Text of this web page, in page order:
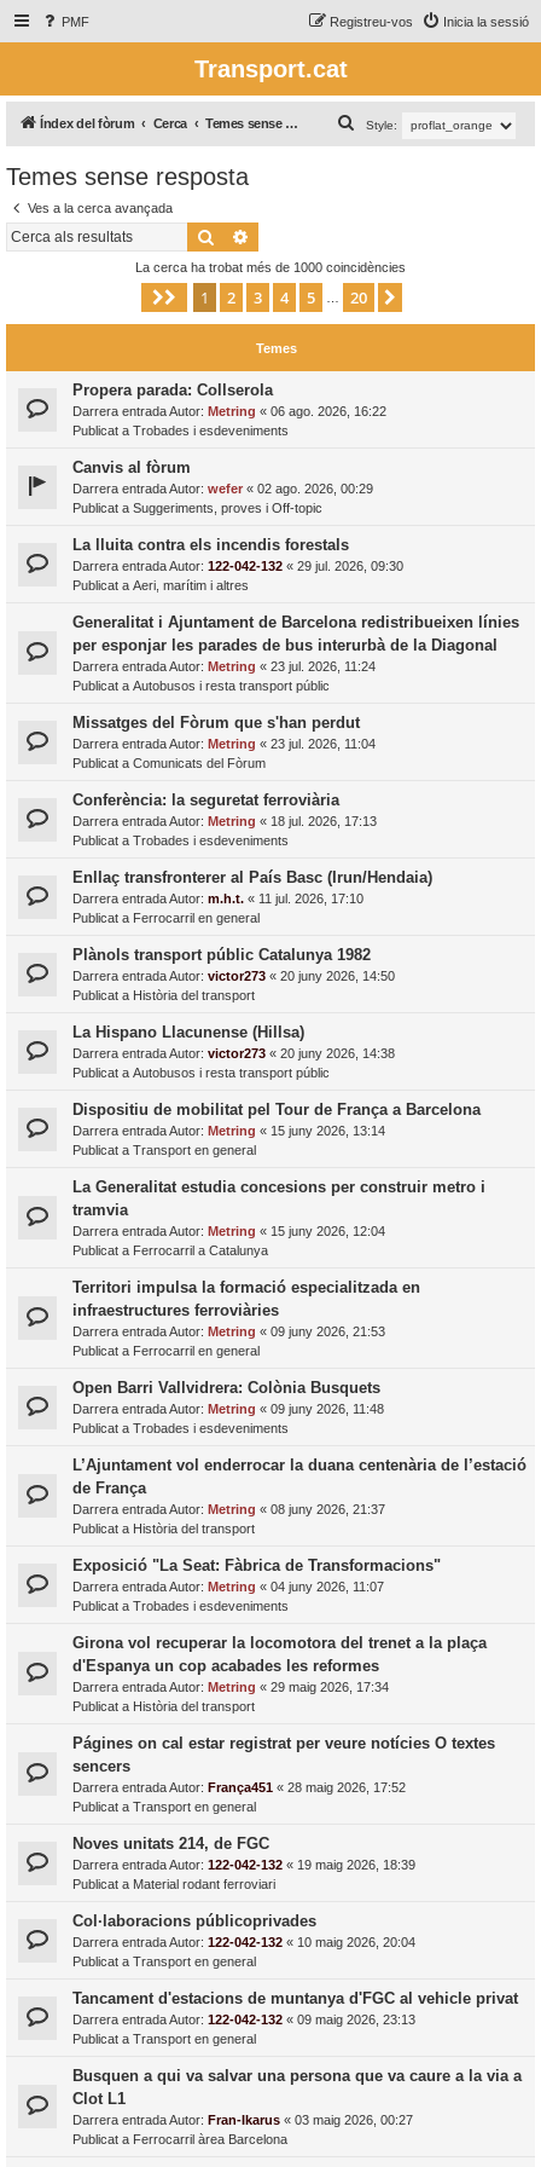
PMF Inicia la sessió
Registreu-vos
Transport.cat
Índex del fòrum Cerca Temes sense resposta Style:
e
Temes sense resposta
Ves a la cerca avançada
Cerca
La cerca ha trobat més de 1000 coincidències
Pàgina de 20
1 2 3 4 5 20
Temes
Propera parada: Collserola
Darrera entrada Autor: Metring « 06 ago. 2026, 16:22
Publicat a Trobades i esdeveniments
Canvis al fòrum
Darrera entrada Autor: wefer « 02 ago. 2026, 00:29
Publicat a Suggeriments, proves i Off-topic
La lluita contra els incendis forestals
Darrera entrada Autor: 122-042-132 « 29 jul. 2026, 09:30
Publicat a Aeri, marítim i altres
Generalitat i Ajuntament de Barcelona redistribueixen línies
per esponjar les parades de bus interurbà de la Diagonal
Darrera entrada Autor: Metring « 23 jul. 2026, 11:24
Publicat a Autobusos i resta transport públic
Missatges del Fòrum que s'han perdut
Darrera entrada Autor: Metring « 23 jul. 2026, 11:04
Publicat a Comunicats del Fòrum
Conferència: la seguretat ferroviària
Darrera entrada Autor: Metring « 18 jul. 2026, 17:13
Publicat a Trobades i esdeveniments
Enllaç transfronterer al País Basc (Irun/Hendaia)
Darrera entrada Autor: m.h.t. « 11 jul. 2026, 17:10
Publicat a Ferrocarril en general
Plànols transport públic Catalunya 1982
Darrera entrada Autor: victor273 « 20 juny 2026, 14:50
Publicat a Història del transport
La Hispano Llacunense (Hillsa)
Darrera entrada Autor: victor273 « 20 juny 2026, 14:38
Publicat a Autobusos i resta transport públic
Dispositiu de mobilitat pel Tour de França a Barcelona
Darrera entrada Autor: Metring « 15 juny 2026, 13:14
Publicat a Transport en general
La Generalitat estudia concesions per construir metro i
tramvia
Darrera entrada Autor: Metring « 15 juny 2026, 12:04
Publicat a Ferrocarril a Catalunya
Territori impulsa la formació especialitzada en
infraestructures ferroviàries
Darrera entrada Autor: Metring « 09 juny 2026, 21:53
Publicat a Ferrocarril en general
Open Barri Vallvidrera: Colònia Busquets
Darrera entrada Autor: Metring « 09 juny 2026, 11:48
Publicat a Trobades i esdeveniments
L’Ajuntament vol enderrocar la duana centenària de l’estació
de França
Darrera entrada Autor: Metring « 08 juny 2026, 21:37
Publicat a Història del transport
Exposició "La Seat: Fàbrica de Transformacions"
Darrera entrada Autor: Metring « 04 juny 2026, 11:07
Publicat a Trobades i esdeveniments
Girona vol recuperar la locomotora del trenet a la plaça
d'Espanya un cop acabades les reformes
Darrera entrada Autor: Metring « 29 maig 2026, 17:34
Publicat a Història del transport
Págines on cal estar registrat per veure notícies O textes
sencers
Darrera entrada Autor: França451 « 28 maig 2026, 17:52
Publicat a Transport en general
Noves unitats 214, de FGC
Darrera entrada Autor: 122-042-132 « 19 maig 2026, 18:39
Publicat a Material rodant ferroviari
Col·laboracions públicoprivades
Darrera entrada Autor: 122-042-132 « 10 maig 2026, 20:04
Publicat a Transport en general
Tancament d'estacions de muntanya d'FGC al vehicle privat
Darrera entrada Autor: 122-042-132 « 09 maig 2026, 23:13
Publicat a Transport en general
Busquen a qui va salvar una persona que va caure a la via a
Clot L1
Darrera entrada Autor: Fran-Ikarus « 03 maig 2026, 00:27
Publicat a Ferrocarril àrea Barcelona